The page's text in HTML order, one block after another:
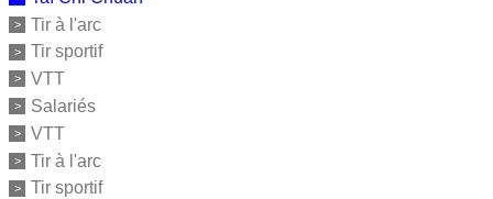
Tir à l'arc
Tir sportif
VTT
Salariés
VTT
Tir à l'arc
Tir sportif